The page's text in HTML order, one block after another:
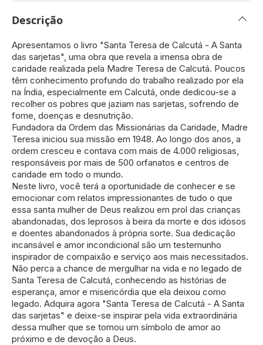
Descrição
Apresentamos o livro "Santa Teresa de Calcutá - A Santa
das sarjetas", uma obra que revela a imensa obra de
caridade realizada pela Madre Teresa de Calcutá. Poucos
têm conhecimento profundo do trabalho realizado por ela
na Índia, especialmente em Calcutá, onde dedicou-se a
recolher os pobres que jaziam nas sarjetas, sofrendo de
fome, doenças e desnutrição.
Fundadora da Ordem das Missionárias da Caridade, Madre
Teresa iniciou sua missão em 1948. Ao longo dos anos, a
ordem cresceu e contava com mais de 4.000 religiosas,
responsáveis por mais de 500 orfanatos e centros de
caridade em todo o mundo.
Neste livro, você terá a oportunidade de conhecer e se
emocionar com relatos impressionantes de tudo o que
essa santa mulher de Deus realizou em prol das crianças
abandonadas, dos leprosos à beira da morte e dos idosos
e doentes abandonados à própria sorte. Sua dedicação
incansável e amor incondicional são um testemunho
inspirador de compaixão e serviço aos mais necessitados.
Não perca a chance de mergulhar na vida e no legado de
Santa Teresa de Calcutá, conhecendo as histórias de
esperança, amor e misericórdia que ela deixou como
legado. Adquira agora "Santa Teresa de Calcutá - A Santa
das sarjetas" e deixe-se inspirar pela vida extraordinária
dessa mulher que se tornou um símbolo de amor ao
próximo e de devoção a Deus.